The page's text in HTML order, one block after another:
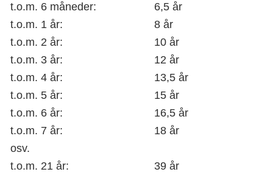
t.o.m. 6 måneder:
6,5 år
t.o.m. 1 år:
8 år
t.o.m. 2 år:
10 år
t.o.m. 3 år:
12 år
t.o.m. 4 år:
13,5 år
t.o.m. 5 år:
15 år
t.o.m. 6 år:
16,5 år
t.o.m. 7 år:
18 år
osv.
t.o.m. 21 år:
39 år